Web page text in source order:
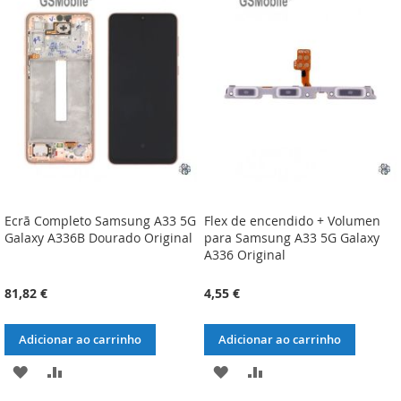
LISTA
DE
DESEJOS
COMPARAÇÃO
LISTACOMPARAÇÃO
Ecrã Completo Samsung A33 5G
Galaxy A336B Dourado Original
81,82 €
Adicionar ao carrinho
ADICIONAR
Flex de encendido + Volumen
para Samsung A33 5G Galaxy
A336 Original
4,55 €
Adicionar ao carrinho
ADICIONARADICIONAR